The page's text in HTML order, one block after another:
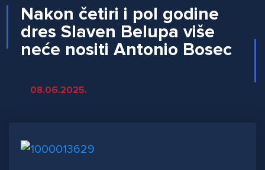
Nakon četiri i pol godine
dres Slaven Belupa više
neće nositi Antonio Bosec
08.06.2025.